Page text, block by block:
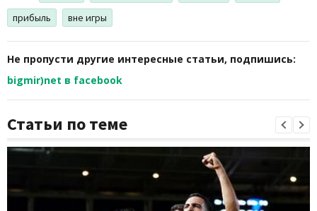
прибыль
вне игры
Не пропусти другие интересные статьи, подпишись:
bigmir)net в facebook
Статьи по теме